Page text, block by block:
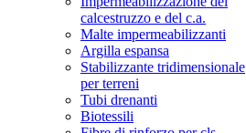
calcestruzzo e del c.a.
Malte impermeabilizzanti
Argilla espansa
Stabilizzante tridimensionale
per terreni
Tubi drenanti
Biotessili